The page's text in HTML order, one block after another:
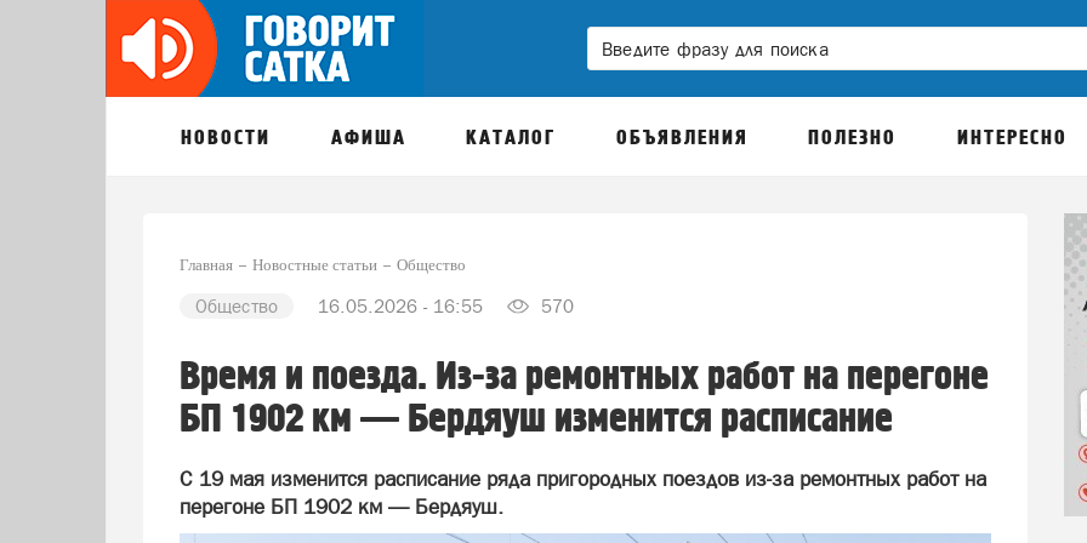
НОВОСТИ АФИША КАТАЛОГ ОБЪЯВЛЕНИЯ ПОЛЕЗНО ИНТЕРЕСНО
Главная Новостные статьи Общество
Общество 16.05.2026 - 16:55 570
Время и поезда. Из-за ремонтных работ на перегоне
БП 1902 км — Бердяуш изменится расписание
С 19 мая изменится расписание ряда пригородных поездов из-за ремонтных работ на
перегоне БП 1902 км — Бердяуш.